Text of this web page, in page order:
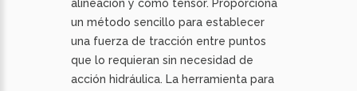
alineación y como tensor. Proporciona
un método sencillo para establecer
una fuerza de tracción entre puntos
que lo requieran sin necesidad de
acción hidráulica. La herramienta para